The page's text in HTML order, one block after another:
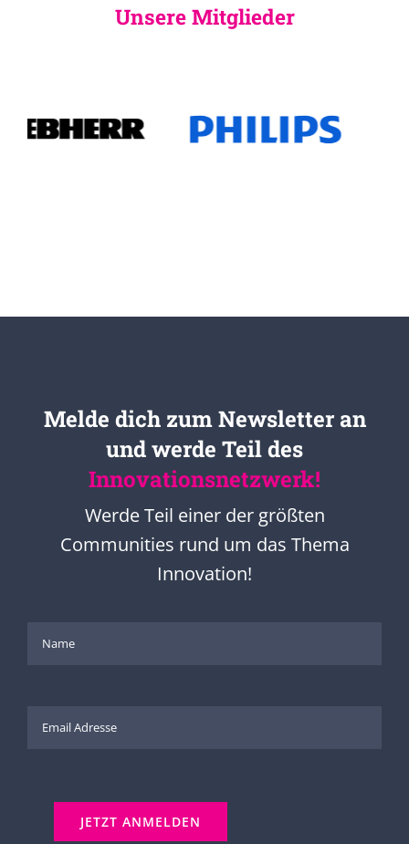
Unsere Mitglieder
Melde dich zum Newsletter an
und werde Teil des
Innovationsnetzwerk!
Werde Teil einer der größten
Communities rund um das Thema
Innovation!